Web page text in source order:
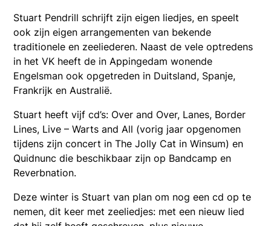
Stuart Pendrill schrijft zijn eigen liedjes, en speelt
ook zijn eigen arrangementen van bekende
traditionele en zeeliederen. Naast de vele optredens
in het VK heeft de in Appingedam wonende
Engelsman ook opgetreden in Duitsland, Spanje,
Frankrijk en Australië.
Stuart heeft vijf cd’s: Over and Over, Lanes, Border
Lines, Live – Warts and All (vorig jaar opgenomen
tijdens zijn concert in The Jolly Cat in Winsum) en
Quidnunc die beschikbaar zijn op Bandcamp en
Reverbnation.
Deze winter is Stuart van plan om nog een cd op te
nemen, dit keer met zeeliedjes: met een nieuw lied